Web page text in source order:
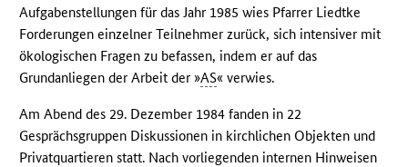
Aufgabenstellungen für das Jahr 1985 wies Pfarrer Liedtke
Forderungen einzelner Teilnehmer zurück, sich intensiver mit
ökologischen Fragen zu befassen, indem er auf das
Grundanliegen der Arbeit der »AS« verwies.
Am Abend des 29. Dezember 1984 fanden in 22
Gesprächsgruppen Diskussionen in kirchlichen Objekten und
Privatquartieren statt. Nach vorliegenden internen Hinweisen